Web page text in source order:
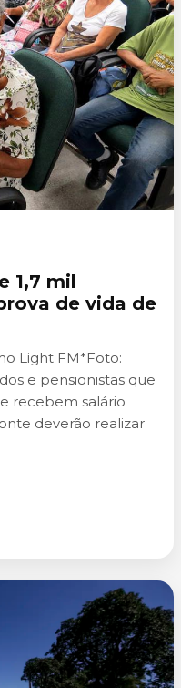
1,7 mil
de vida de
Light FM*Foto:
e pensionistas que
recebem salário
deverão realizar